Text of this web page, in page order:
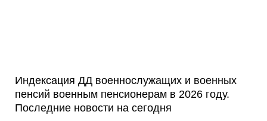
Индексация ДД военнослужащих и военных
пенсий военным пенсионерам в 2026 году.
Последние новости на сегодня